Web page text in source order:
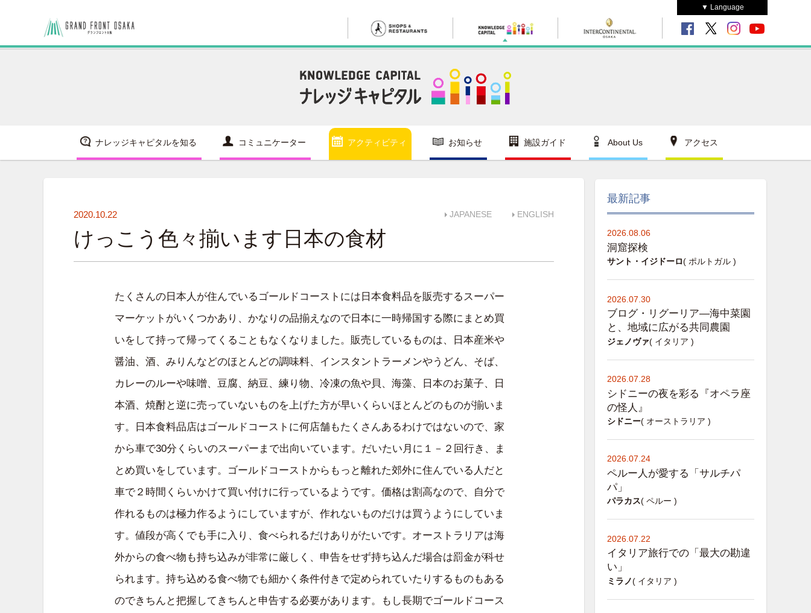
▼ Language
ナレッジキャピタルを知る コミュニケーター アクティビティ お知らせ 施設ガイド About Us アクセス
JAPANESE ENGLISH
2020.10.22
けっこう色々揃います日本の食材
たくさんの日本人が住んでいるゴールドコーストには日本食料品を販売するスーパー
マーケットがいくつかあり、かなりの品揃えなので日本に一時帰国する際にまとめ買
いをして持って帰ってくることもなくなりました。販売しているものは、日本産米や
醤油、酒、みりんなどのほとんどの調味料、インスタントラーメンやうどん、そば、
カレーのルーや味噌、豆腐、納豆、練り物、冷凍の魚や貝、海藻、日本のお菓子、日
本酒、焼酎と逆に売っていないものを上げた方が早いくらいほとんどのものが揃いま
す。日本食料品店はゴールドコーストに何店舗もたくさんあるわけではないので、家
から車で30分くらいのスーパーまで出向いています。だいたい月に１－２回行き、ま
とめ買いをしています。ゴールドコーストからもっと離れた郊外に住んでいる人だと
車で２時間くらいかけて買い付けに行っているようです。価格は割高なので、自分で
作れるものは極力作るようにしていますが、作れないものだけは買うようにしていま
す。値段が高くでも手に入り、食べられるだけありがたいです。オーストラリアは海
外からの食べ物も持ち込みが非常に厳しく、申告をせず持ち込んだ場合は罰金が科せ
られます。持ち込める食べ物でも細かく条件付きで定められていたりするものもある
のできちんと把握してきちんと申告する必要があります。もし長期でゴールドコース
最新記事
2026.08.06
洞窟探検
サント・イジドーロ( ポルトガル )
2026.07.30
ブログ・リグーリア―海中菜園
と、地域に広がる共同農園
ジェノヴァ( イタリア )
2026.07.28
シドニーの夜を彩る『オペラ座
の怪人』
シドニー( オーストラリア )
2026.07.24
ペルー人が愛する「サルチパ
パ」
パラカス( ペルー )
2026.07.22
イタリア旅行での「最大の勘違
い」
ミラノ( イタリア )